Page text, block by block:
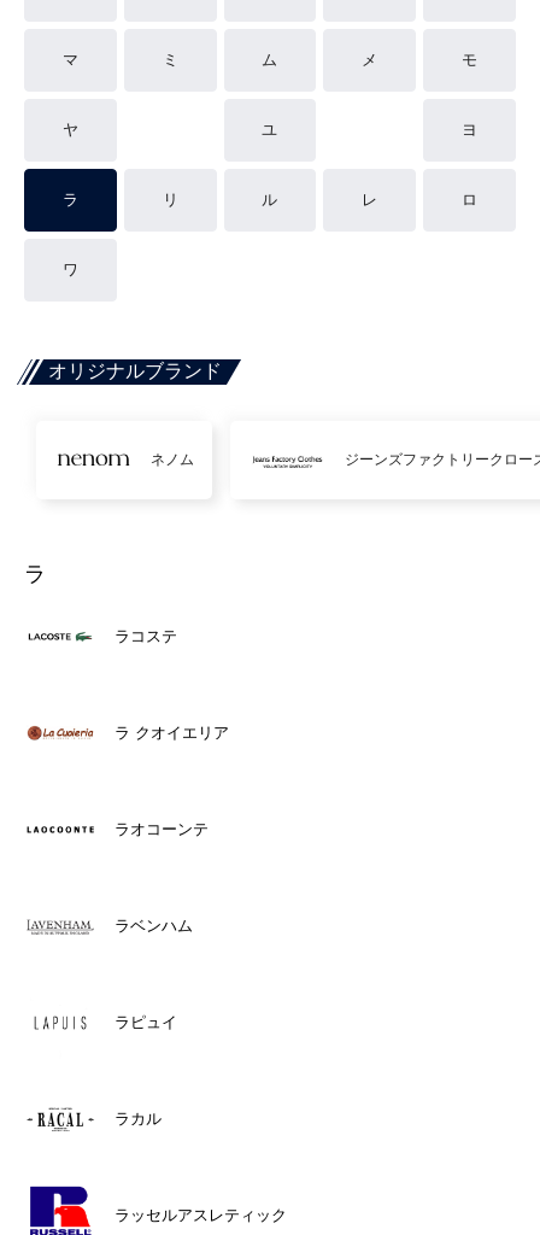
マ ミ ム メ モ
ヤ ユ ヨ
ラ リ ル レ ロ
ワ
オリジナルブランド
ネノム ジーンズファクトリークロー
ラ
ラコステ
ラ クオイエリア
ラオコーンテ
ラベンハム
ラピュイ
ラカル
ラッセルアスレティック